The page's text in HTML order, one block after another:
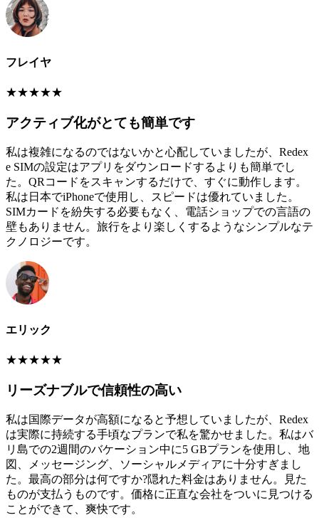
フレイヤ
★★★★★
アクティブ化がとても簡単です
私は複雑になるのではないかと心配していましたが、Redex
e SIMの設定はアプリをダウンロードするよりも簡単でし
た。QRコードをスキャンするだけで、すぐに動作します。
私は日本でiPhoneで使用し、スピードは優れていました。
SIMカードを紛失する必要もなく、電話ショップでの言語の
壁もありません。旅行をより楽しくするようなシンプルなテ
クノロジーです。
エリック
★★★★★
リーズナブルで信頼性の高い
私は国際データが高額になると予想していましたが、Redex
は実際に持続する手頃なプランで私を驚かせました。私はバ
リ島での2週間のバケーション中に5 GBプランを使用し、地
図、メッセージング、ソーシャルメディアに十分すぎまし
た。最高の部分は何ですか?隠れた料金はありません。見た
ものが支払うものです。価格に正直な会社をついに見つける
ことができて、爽快です。